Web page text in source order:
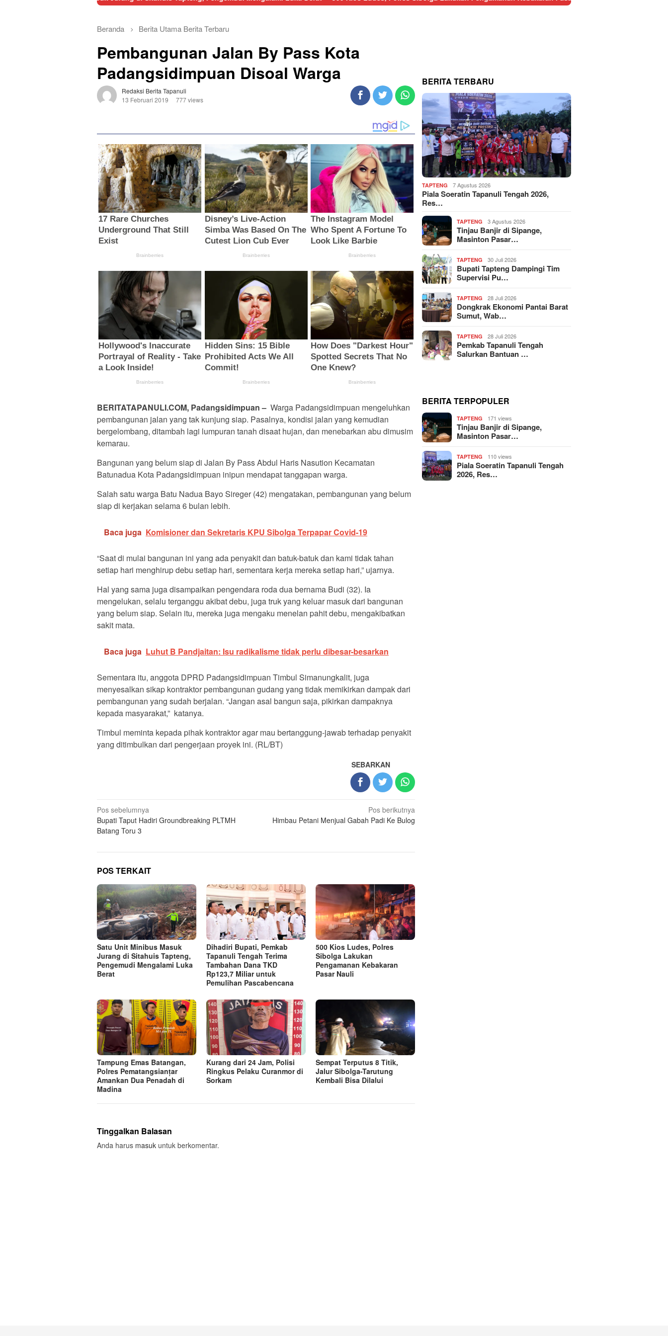
Beranda Berita Utama Berita Terbaru
Pembangunan Jalan By Pass Kota
Padangsidimpuan Disoal Warga
Redaksi Berita Tapanuli
13 Februari 2019
777 views
BERITATAPANULI.COM, Padangsidimpuan – Warga Padangsidimpuan mengeluhkan
pembangunan jalan yang tak kunjung siap. Pasalnya, kondisi jalan yang kemudian
bergelombang, ditambah lagi lumpuran tanah disaat hujan, dan menebarkan abu dimusim
kemarau.
Bangunan yang belum siap di Jalan By Pass Abdul Haris Nasution Kecamatan
Batunadua Kota Padangsidimpuan inipun mendapat tanggapan warga.
Salah satu warga Batu Nadua Bayo Sireger (42) mengatakan, pembangunan yang belum
siap di kerjakan selama 6 bulan lebih.
Baca juga Komisioner dan Sekretaris KPU Sibolga Terpapar Covid-19
“Saat di mulai bangunan ini yang ada penyakit dan batuk-batuk dan kami tidak tahan
setiap hari menghirup debu setiap hari, sementara kerja mereka setiap hari,” ujarnya.
Hal yang sama juga disampaikan pengendara roda dua bernama Budi (32). Ia
mengelukan, selalu terganggu akibat debu, juga truk yang keluar masuk dari bangunan
yang belum siap. Selain itu, mereka juga mengaku menelan pahit debu, mengakibatkan
sakit mata.
Baca juga Luhut B Pandjaitan: Isu radikalisme tidak perlu dibesar-besarkan
Sementara itu, anggota DPRD Padangsidimpuan Timbul Simanungkalit, juga
menyesalkan sikap kontraktor pembangunan gudang yang tidak memikirkan dampak dari
pembangunan yang sudah berjalan. “Jangan asal bangun saja, pikirkan dampaknya
kepada masyarakat,” katanya.
Timbul meminta kepada pihak kontraktor agar mau bertanggung-jawab terhadap penyakit
yang ditimbulkan dari pengerjaan proyek ini. (RL/BT)
SEBARKAN
Navigasi
pos
Pos sebelumnya
Bupati Taput Hadiri Groundbreaking PLTMH
Batang Toru 3
Pos berikutnya
Himbau Petani Menjual Gabah Padi Ke Bulog
POS TERKAIT
Satu Unit Minibus Masuk
Jurang di Sitahuis Tapteng,
Pengemudi Mengalami Luka
Berat
Dihadiri Bupati, Pemkab
Tapanuli Tengah Terima
Tambahan Dana TKD
Rp123,7 Miliar untuk
Pemulihan Pascabencana
500 Kios Ludes, Polres
Sibolga Lakukan
Pengamanan Kebakaran
Pasar Nauli
Tampung Emas Batangan,
Polres Pematangsianțar
Amankan Dua Penadah di
Madina
Kurang dari 24 Jam, Polisi
Ringkus Pelaku Curanmor di
Sorkam
Sempat Terputus 8 Titik,
Jalur Sibolga-Tarutung
Kembali Bisa Dilalui
Tinggalkan Balasan
Anda harus masuk untuk berkomentar.
BERITA TERBARU
TAPTENG 7 Agustus 2026
Piala Soeratin Tapanuli Tengah 2026,
Res…
TAPTENG 3 Agustus 2026
Tinjau Banjir di Sipange,
Masinton Pasar…
TAPTENG 30 Juli 2026
Bupati Tapteng Dampingi Tim
Supervisi Pu…
TAPTENG 28 Juli 2026
Dongkrak Ekonomi Pantai Barat
Sumut, Wab…
TAPTENG 28 Juli 2026
Pemkab Tapanuli Tengah
Salurkan Bantuan …
BERITA TERPOPULER
TAPTENG 171 views
Tinjau Banjir di Sipange,
Masinton Pasar…
TAPTENG 110 views
Piala Soeratin Tapanuli Tengah
2026, Res…